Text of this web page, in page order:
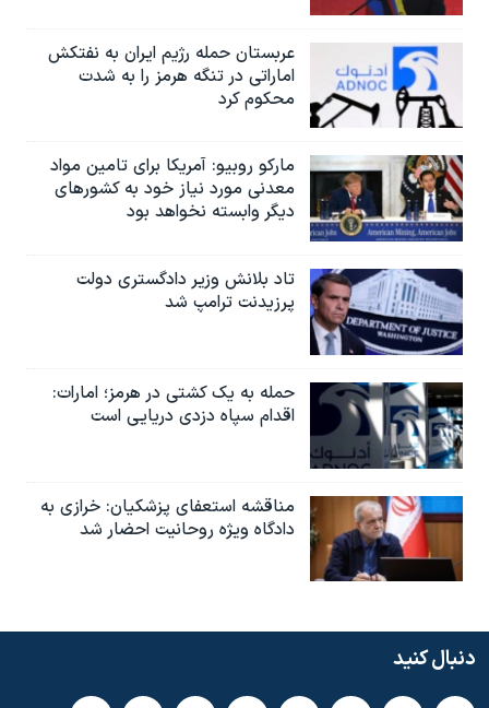
عربستان حمله رژیم ایران به نفتکش
اماراتی در تنگه هرمز را به‌ شدت
محکوم کرد
مارکو روبیو: آمریکا برای تامین مواد
معدنی مورد نیاز خود به کشورهای
دیگر وابسته نخواهد بود
تاد بلانش وزیر دادگستری دولت
پرزیدنت ترامپ شد
حمله به یک کشتی در هرمز؛ امارات:
اقدام سپاه دزدی دریایی است
مناقشه استعفای پزشکیان: خرازی به
دادگاه ویژه روحانیت احضار شد
دنبال کنید